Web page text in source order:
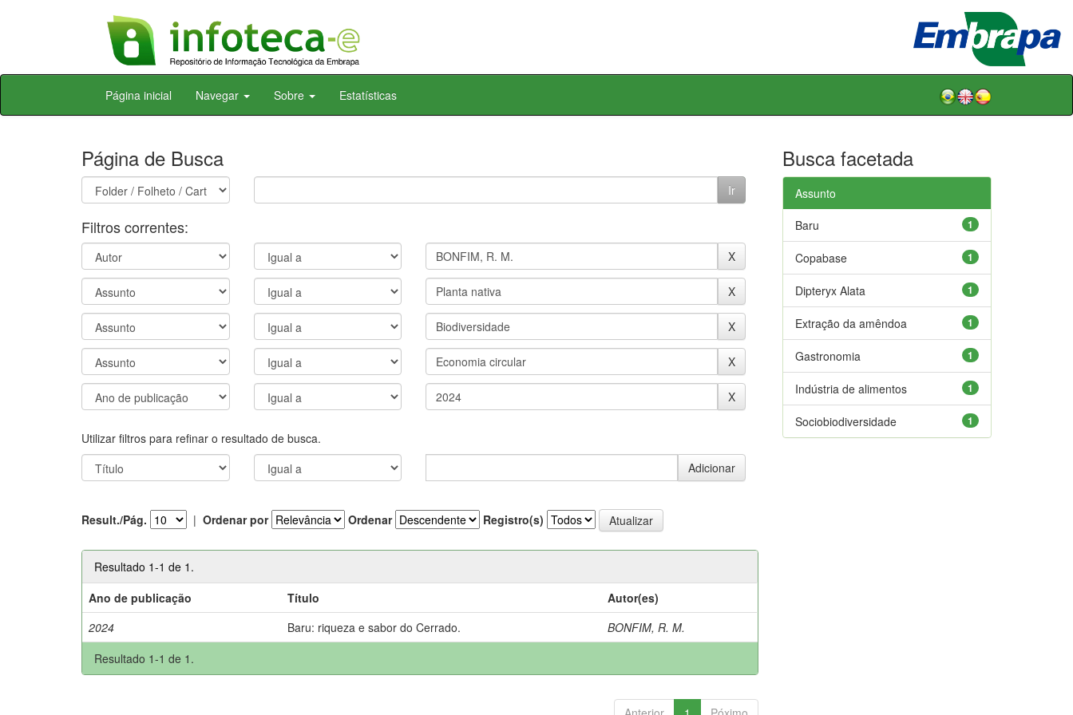
Skip
Página inicial Navegar Sobre Estatísticas
Página de Busca
Filtros correntes:
Utilizar filtros para refinar o resultado de busca.
Result./Pág. | Ordenar por Ordenar Registro(s)
Resultado 1-1 de 1.
Ano de publicação
Título
Autor(es)
2024
Baru: riqueza e sabor do Cerrado.
BONFIM, R. M.
Resultado 1-1 de 1.
Busca facetada
Assunto
1
Baru
1
Copabase
1
Dipteryx Alata
1
Extração da amêndoa
1
Gastronomia
1
Indústria de alimentos
1
Sociobiodiversidade